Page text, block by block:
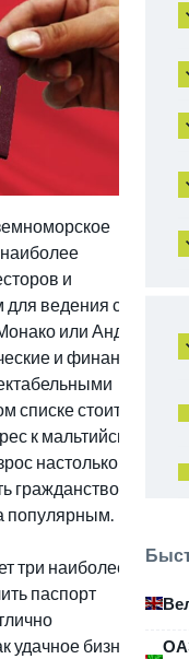
и
ведения своего
или Андорра,
и финансовые
списке стоит
к мальтийскому
настолько, что
гражданство
популярным.
три наиболее
паспорт
удачное бизнес-